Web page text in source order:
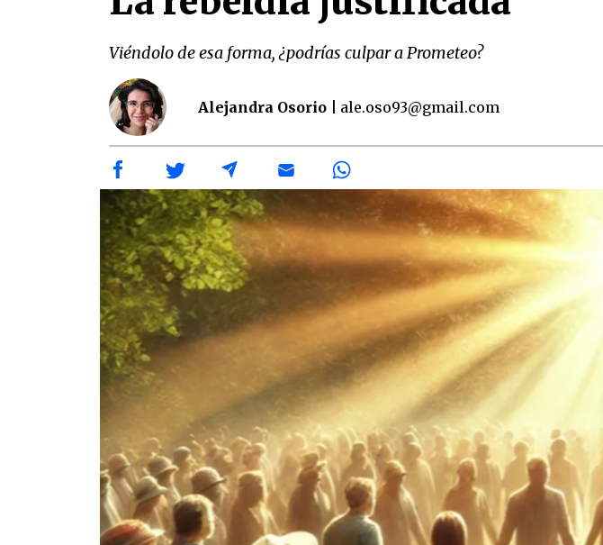
Viéndolo de esa forma, ¿podrías culpar a Prometeo?
Alejandra Osorio | ale.oso93@gmail.com